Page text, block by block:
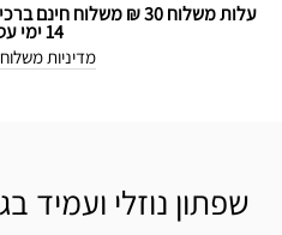
14 ימי עסקים.
מדיניות
שפתון נוזלי ועמיד